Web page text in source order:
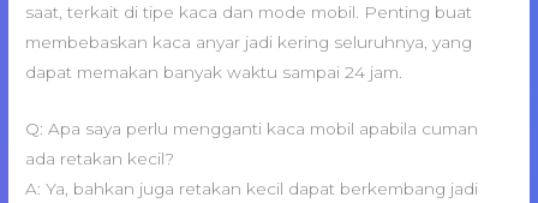
saat, terkait di tipe kaca dan mode mobil. Penting buat
membebaskan kaca anyar jadi kering seluruhnya, yang
dapat memakan banyak waktu sampai 24 jam.
Q: Apa saya perlu mengganti kaca mobil apabila cuman
ada retakan kecil?
A: Ya, bahkan juga retakan kecil dapat berkembang jadi